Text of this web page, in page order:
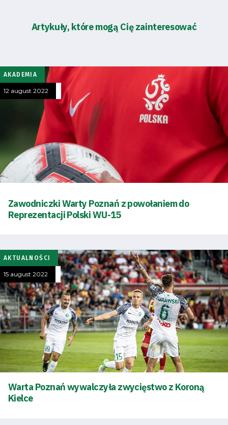
Accessibility
Search Button
Club
Table
and
schedule
Tickets
Contact
Artykuły, które mogą Cię zainteresować
AKADEMIA
12 august 2022
Zawodniczki Warty Poznań z powołaniem do
Reprezentacji Polski WU-15
AKTUALNOŚCI
15 august 2022
Warta Poznań wywalczyła zwycięstwo z Koroną
Kielce